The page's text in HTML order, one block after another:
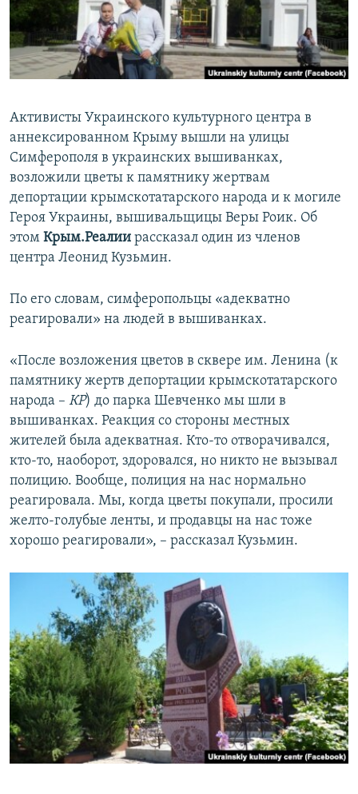
ПОБЕДИТЕЛЕЙ НЕ СУДЯТ?
КРЫМ.НЕПОКОРЕННЫЙ
ELIFBE
ПРИСОЕДИНЯЙТЕСЬ!
Все сайты RFE/RL
Активисты Украинского культурного центра в
аннексированном Крыму вышли на улицы
Симферополя в украинских вышиванках,
возложили цветы к памятнику жертвам
депортации крымскотатарского народа и к могиле
Героя Украины, вышивальщицы Веры Роик. Об
этом Крым.Реалии рассказал один из членов
центра Леонид Кузьмин.
По его словам, симферопольцы «адекватно
реагировали» на людей в вышиванках.
«После возложения цветов в сквере им. Ленина (к
памятнику жертв депортации крымскотатарского
народа – КР) до парка Шевченко мы шли в
вышиванках. Реакция со стороны местных
жителей была адекватная. Кто-то отворачивался,
кто-то, наоборот, здоровался, но никто не вызывал
полицию. Вообще, полиция на нас нормально
реагировала. Мы, когда цветы покупали, просили
желто-голубые ленты, и продавцы на нас тоже
хорошо реагировали», – рассказал Кузьмин.